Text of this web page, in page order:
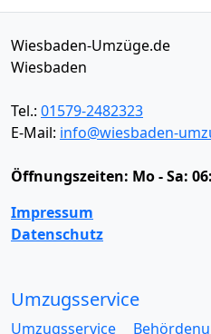
Wiesbaden-Umzüge.de
Wiesbaden
Tel.: 01579-2482323
E-Mail: info@wiesbaden-
Öffnungszeiten: Mo - Sa:
Impressum
Datenschutz
Umzugsservice
Umzugsservice